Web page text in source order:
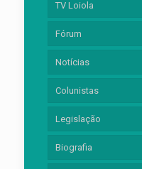
TV Loiola
Fórum
Notícias
Colunistas
Legislação
Biografia